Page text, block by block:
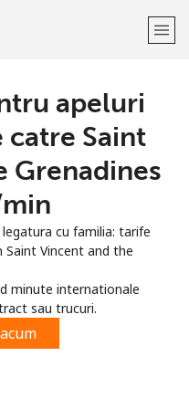
te cu
apeluri
Saint
Grenadines
cu familia: tarife
Vincent and the
minute internationale
sau trucuri.